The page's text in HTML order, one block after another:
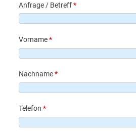
Anfrage / Betreff*
Vorname*
Nachname*
Telefon*